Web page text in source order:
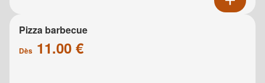
Pizza barbecue
Dès 11.00 €